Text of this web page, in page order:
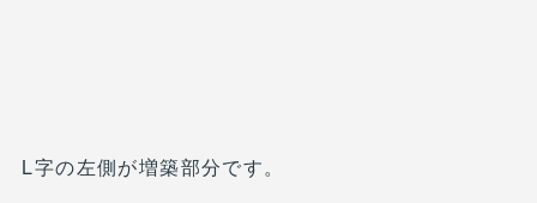
L字の左側が増築部分です。